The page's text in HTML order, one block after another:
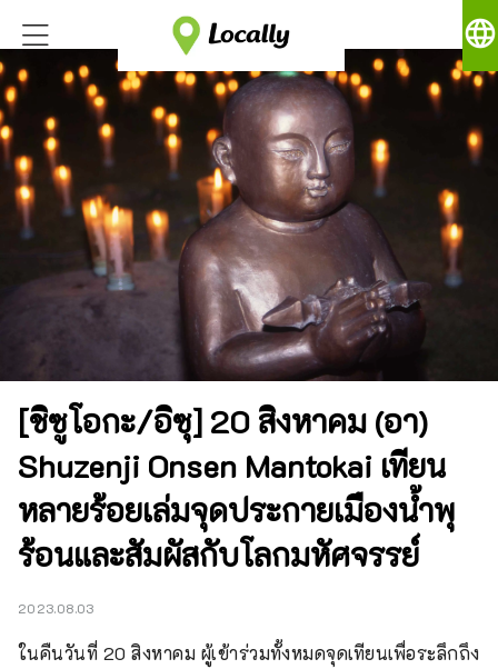
language
[ชิซูโอกะ/อิซุ] 20 สิงหาคม (อา)
Shuzenji Onsen Mantokai เทียน
หลายร้อยเล่มจุดประกายเมืองน้ำพุ
ร้อนและสัมผัสกับโลกมหัศจรรย์
2023.08.03
ในคืนวันที่ 20 สิงหาคม ผู้เข้าร่วมทั้งหมดจุดเทียนเพื่อระลึกถึง